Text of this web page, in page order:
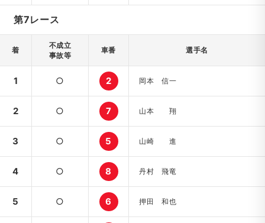
第7レース
着
不成立
事故等
車番 選手名
1 ○ 2 岡本 信一
2 ○ 7 山本 翔
3 ○ 5 山崎 進
4 ○ 8 丹村 飛竜
5 ○ 6 押田 和也